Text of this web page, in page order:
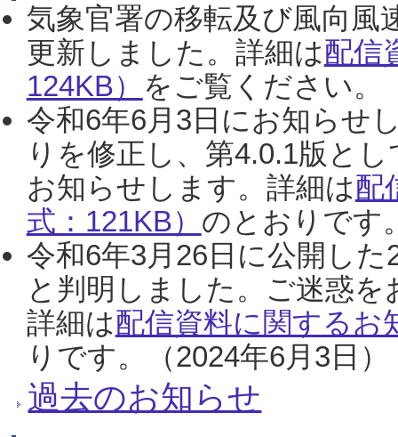
気象官署の移転及び風向風
更新しました。詳細は配信
124KB） をご覧ください。
令和6年6月3日にお知らせ
りを修正し、第4.0.1版と
お知らせします。詳細は配
式：121KB） のとおりです
令和6年3月26日に公開し
と判明しました。ご迷惑
詳細は配信資料に関するお
りです。（2024年6月3日）
過去のお知らせ